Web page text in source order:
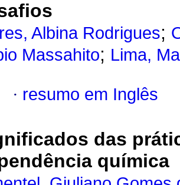
Albina Rodrigues;
Massahito; Lima,
· resumo em Inglês
das
química